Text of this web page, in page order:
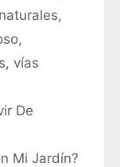
,
,
, vías
De
Mi Jardín?